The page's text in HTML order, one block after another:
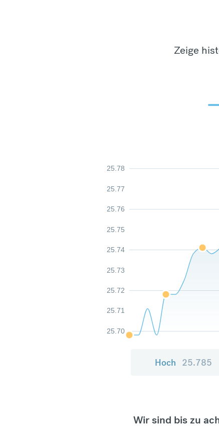
Zeige
25.70
25.71
25.72
25.73
25.74
25.75
25.76
25.77
25.78
Hoch 25.785
Wir sind bis zu